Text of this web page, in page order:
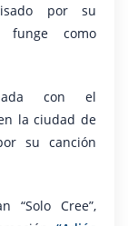
por su
funge como
con el
la ciudad de
su canción
“Solo Cree”,